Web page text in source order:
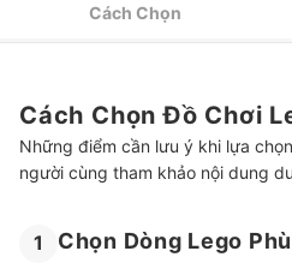
Thuận Tiện Hơn Khi Có Tấm
Trẻ Thông Minh Hơn Với Các Trò
Cách Chọn
Cách Chọn Đồ Chơi
Những điểm cần lưu ý khi lựa
người cùng tham khảo nội dung
1 Chọn Dòng Lego